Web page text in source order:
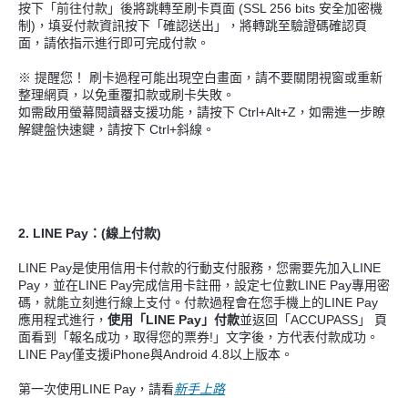
按下「前往付款」後將跳轉至刷卡頁面 (SSL 256 bits 安全加密機
制)，填妥付款資訊按下「確認送出」，將轉跳至驗證碼確認頁
面，請依指示進行即可完成付款。
※ 提醒您！ 刷卡過程可能出現空白畫面，請不要關閉視窗或重新
整理網頁，以免重覆扣款或刷卡失敗。
如需啟用螢幕閱讀器支援功能，請按下 Ctrl+Alt+Z，如需進一步瞭
解鍵盤快速鍵，請按下 Ctrl+斜線。
2. LINE Pay：(線上付款)
LINE Pay是使用信用卡付款的行動支付服務，您需要先加入LINE
Pay，並在LINE Pay完成信用卡註冊，設定七位數LINE Pay專用密
碼，就能立刻進行線上支付。付款過程會在您手機上的LINE Pay
應用程式進行， 使用「LINE Pay」付款並返回「ACCUPASS」 頁
面看到「報名成功，取得您的票券!」文字後，方代表付款成功。
LINE Pay僅支援iPhone與Android 4.8以上版本。
第一次使用LINE Pay，請看新手上路